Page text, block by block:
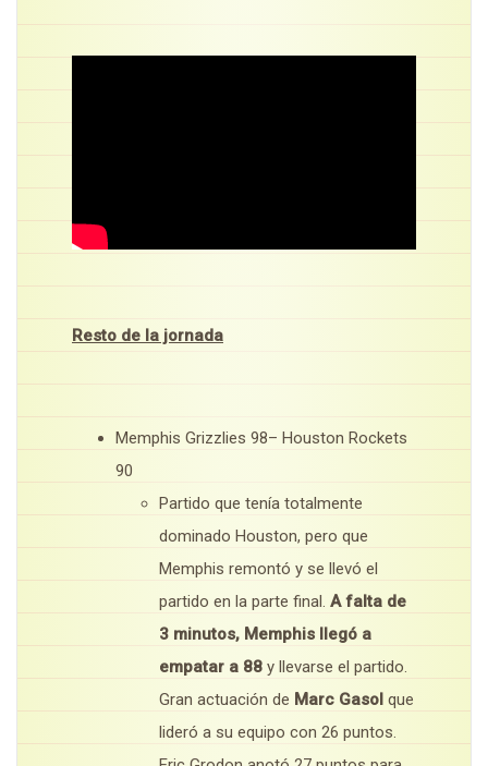
Resto de la jornada
Memphis Grizzlies 98– Houston Rockets
90
Partido que tenía totalmente
dominado Houston, pero que
Memphis remontó y se llevó el
partido en la parte final. A falta de
3 minutos, Memphis llegó a
empatar a 88 y llevarse el partido.
Gran actuación de Marc Gasol que
lideró a su equipo con 26 puntos.